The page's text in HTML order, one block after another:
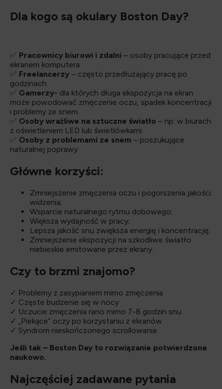
Dla kogo są okulary Boston Day?
✅ Pracownicy biurowi i zdalni – osoby pracujące przed
ekranem komputera
✅ Freelancerzy – często przedłużający pracę po
godzinach
✅ Gamerzy- dla których długa ekspozycja na ekran
może powodować zmęczenie oczu, spadek koncentracji
i problemy ze snem.
✅ Osoby wrażliwe na sztuczne światło – np. w biurach
z oświetleniem LED lub świetlówkami.
✅ Osoby z problemami ze snem – poszukujące
naturalnej poprawy
Główne korzyści:
Zmniejszenie zmęczenia oczu i pogorszenia jakości
widzenia;
Wsparcie naturalnego rytmu dobowego;
Większa wydajność w pracy;
Lepsza jakość snu zwiększa energię i koncentrację;
Zmniejszenie ekspozycji na szkodliwe światło
niebieskie emitowane przez ekrany.
Czy to brzmi znajomo?
✓ Problemy z zasypianiem mimo zmęczenia
✓ Częste budzenie się w nocy
✓ Uczucie zmęczenia rano mimo 7-8 godzin snu
✓ „Piekące” oczy po korzystaniu z ekranów
✓ Syndrom nieskończonego scrollowania
Jeśli tak – Boston Day to rozwiązanie potwierdzone
naukowo.
Najczęściej zadawane pytania